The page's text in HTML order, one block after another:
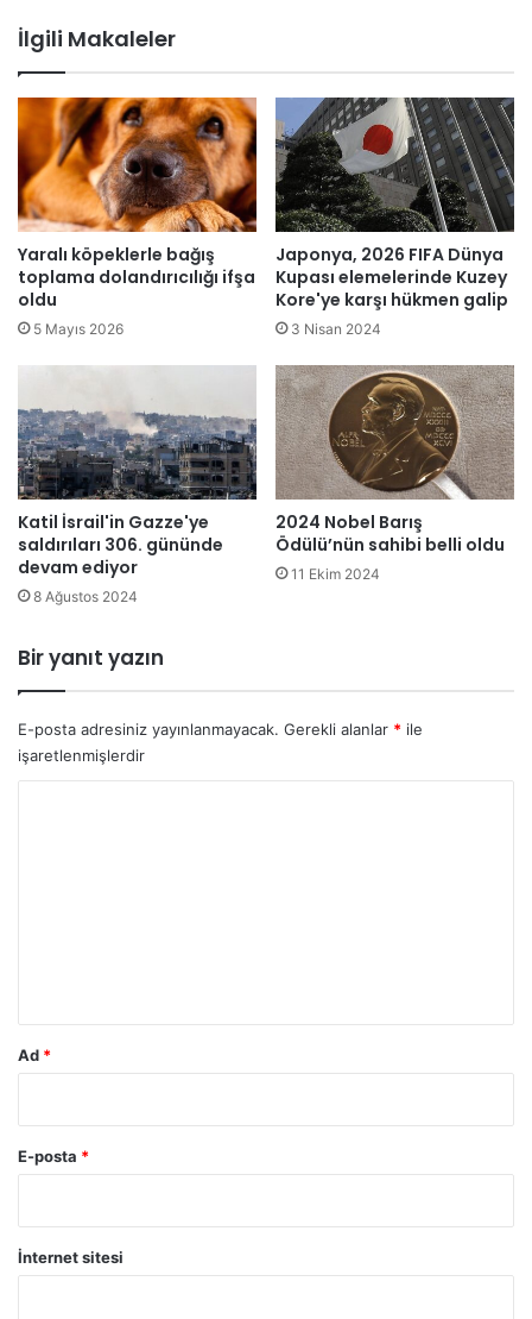
d
a
l
ı
E
n
a
z
1
0
ü
l
k
l
e
r
i
n
e
d
ö
ü
l
e
r
i
y
e
n
i
l
ı
n
i
e
s
ü
İlgili Makaleler
Yaralı köpeklerle bağış
toplama dolandırıcılığı ifşa
oldu
5 Mayıs 2026
Japonya, 2026 FIFA Dünya
Kupası elemelerinde Kuzey
Kore'ye karşı hükmen galip
3 Nisan 2024
Katil İsrail'in Gazze'ye
saldırıları 306. gününde
devam ediyor
8 Ağustos 2024
2024 Nobel Barış
Ödülü’nün sahibi belli oldu
11 Ekim 2024
Bir yanıt yazın
E-posta adresiniz yayınlanmayacak. Gerekli alanlar * ile
işaretlenmişlerdir
Ad *
E-posta *
İnternet sitesi